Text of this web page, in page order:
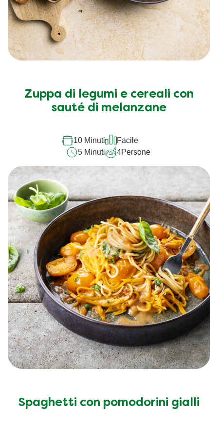
Zuppa di legumi e cereali con
sauté di melanzane
10 Minuti
Facile
5 Minuti
4Persone
Spaghetti con pomodorini gialli